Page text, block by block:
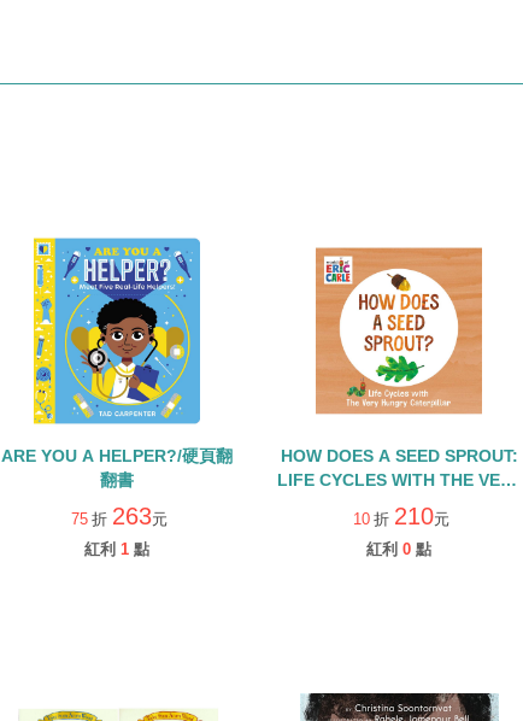
ARE YOU A HELPER?/硬頁翻
翻書
75 折 263元
紅利 1 點
HOW DOES A SEED SPROUT:
LIFE CYCLES WITH THE VERY
HUNGRY CATERPILLAR/硬頁
書
10 折 210元
紅利 0 點